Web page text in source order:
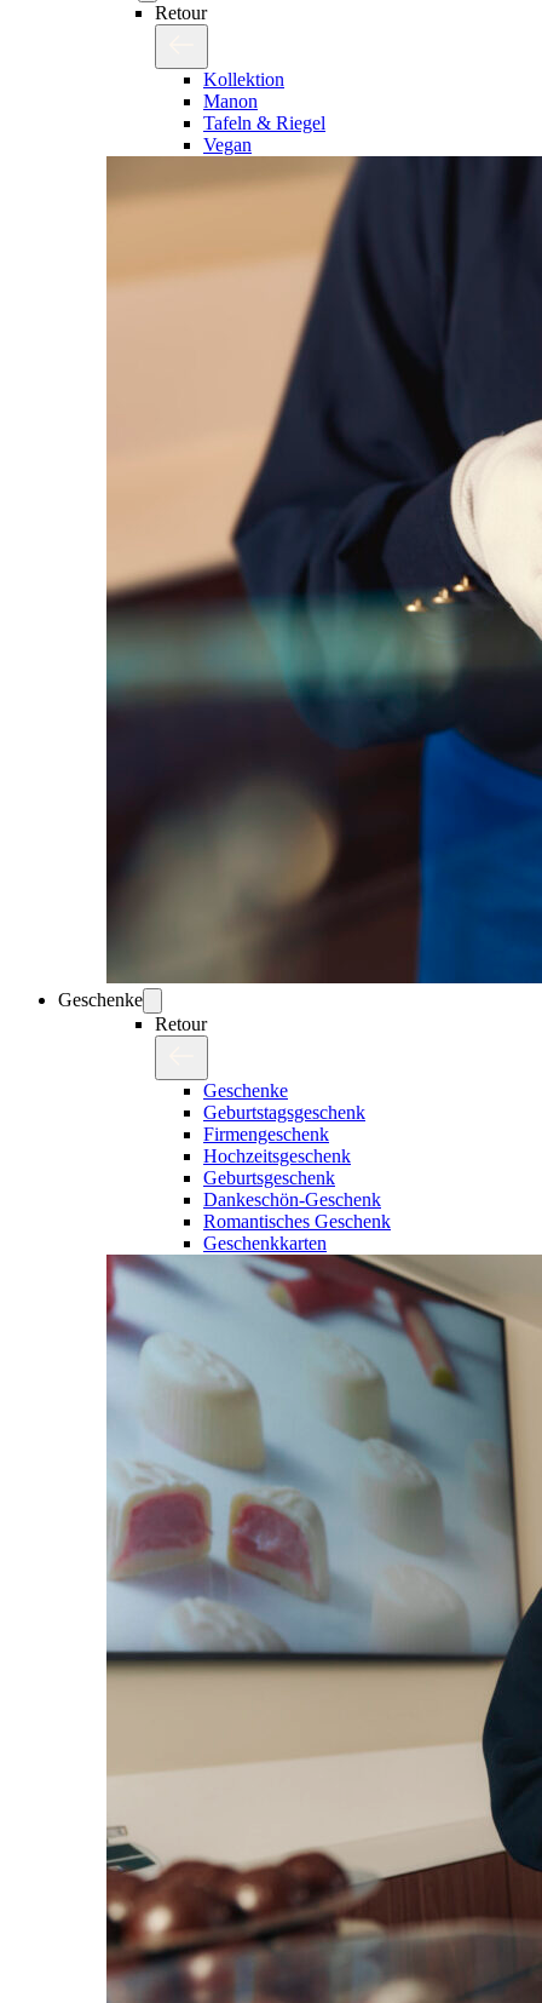
Retour
Kollektion
Manon
Tafeln & Riegel
Vegan
Geschenke
Retour
Geschenke
Geburtstagsgeschenk
Firmengeschenk
Hochzeitsgeschenk
Geburtsgeschenk
Dankeschön-Geschenk
Romantisches Geschenk
Geschenkkarten